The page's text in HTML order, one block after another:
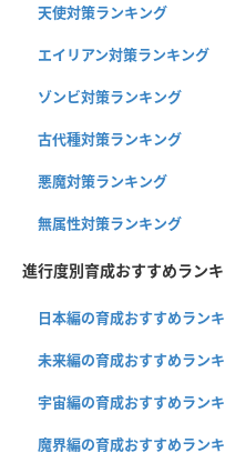
天使対策ランキング
エイリアン対策ランキング
ゾンビ対策ランキング
古代種対策ランキング
悪魔対策ランキング
無属性対策ランキング
進行度別育成おすすめラン
日本編の育成おすすめラン
未来編の育成おすすめラン
宇宙編の育成おすすめラン
魔界編の育成おすすめラン